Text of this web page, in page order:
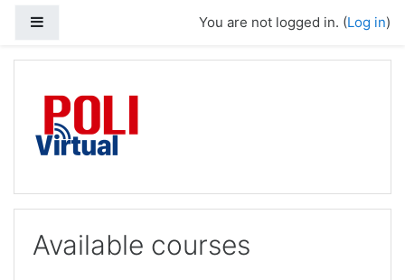
You are not logged in. (Log in)
Available courses